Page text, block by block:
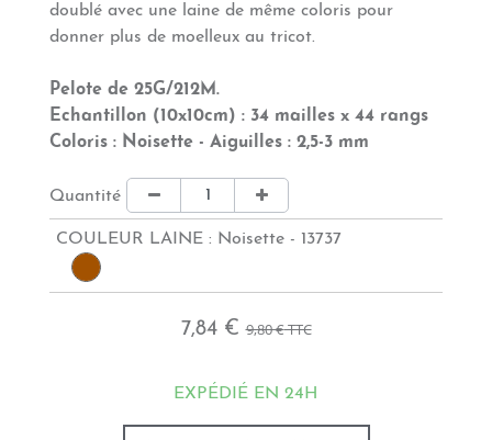
doublé avec une laine de même coloris pour
donner plus de moelleux au tricot.
Pelote de 25G/212M.
Echantillon (10x10cm) : 34 mailles x 44 rangs
Coloris : Noisette - Aiguilles : 2,5-3 mm
Quantité
COULEUR LAINE : Noisette - 13737
7,84 € 9,80 €TTC
EXPÉDIÉ EN 24H